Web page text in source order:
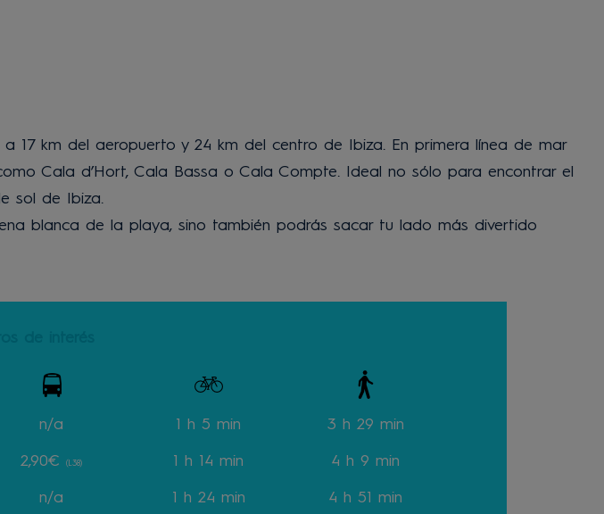
17 km del aeropuerto y 24 km del centro de Ibiza. En primera línea de mar
Cala d’Hort, Cala Bassa o Cala Compte. Ideal no sólo para encontrar el
sol de Ibiza.
blanca de la playa, sino también podrás sacar tu lado más divertido
n/a 1 h 5 min 3 h 29 min
2,90€(L38) 1 h 14 min 4 h 9 min
n/a 1 h 24 min 4 h 51 min